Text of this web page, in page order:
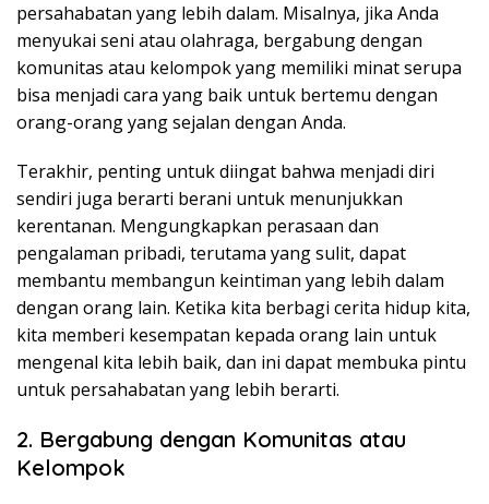
persahabatan yang lebih dalam. Misalnya, jika Anda
menyukai seni atau olahraga, bergabung dengan
komunitas atau kelompok yang memiliki minat serupa
bisa menjadi cara yang baik untuk bertemu dengan
orang-orang yang sejalan dengan Anda.
Terakhir, penting untuk diingat bahwa menjadi diri
sendiri juga berarti berani untuk menunjukkan
kerentanan. Mengungkapkan perasaan dan
pengalaman pribadi, terutama yang sulit, dapat
membantu membangun keintiman yang lebih dalam
dengan orang lain. Ketika kita berbagi cerita hidup kita,
kita memberi kesempatan kepada orang lain untuk
mengenal kita lebih baik, dan ini dapat membuka pintu
untuk persahabatan yang lebih berarti.
2. Bergabung dengan Komunitas atau
Kelompok